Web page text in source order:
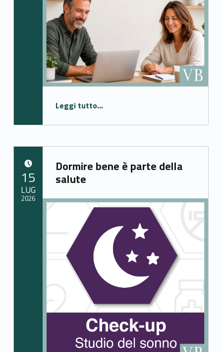
Leggi tutto“Prima della visita: Cosa portare e cosa sapere”
…
Dormire bene è parte della
salute
15
LUG
2026